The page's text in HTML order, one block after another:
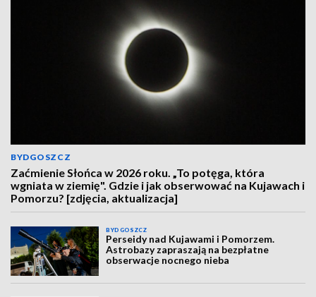
BYDGOSZCZ
Zaćmienie Słońca w 2026 roku. „To potęga, która
wgniata w ziemię". Gdzie i jak obserwować na Kujawach i
Pomorzu? [zdjęcia, aktualizacja]
BYDGOSZCZ
Perseidy nad Kujawami i Pomorzem.
Astrobazy zapraszają na bezpłatne
obserwacje nocnego nieba